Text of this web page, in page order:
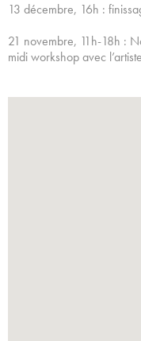
13 décembre, 16h :
21 novembre, 11h-18h :
midi workshop avec